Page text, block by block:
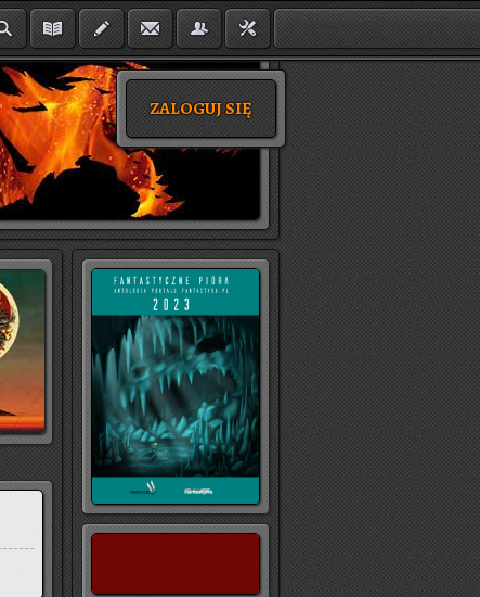
ZALOGUJ SIĘ